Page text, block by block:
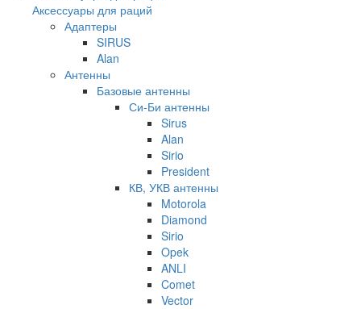
Аксессуары для раций
Адаптеры
SIRUS
Alan
Антенны
Базовые антенны
Си-Би антенны
Sirus
Alan
Sirio
President
КВ, УКВ антенны
Motorola
Diamond
Sirio
Opek
ANLI
Comet
Vector